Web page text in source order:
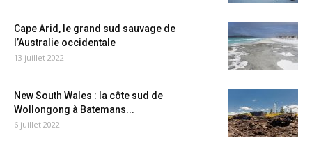
Cape Arid, le grand sud sauvage de
l’Australie occidentale
13 juillet 2022
New South Wales : la côte sud de
Wollongong à Batemans...
6 juillet 2022